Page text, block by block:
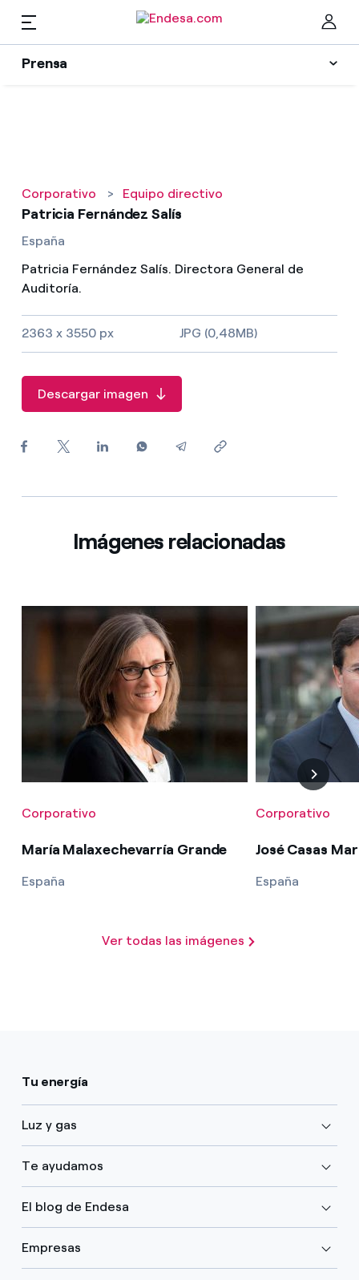
Prensa
Prensa
Encuentra la tarifa que más te conviene
Por cada kWh que ahorres, te descontamos otro
¿Cómo cambiar el titular del contrato?
¿Has recibido una oferta para cambiar de
Ofertas para autónomos y Pymes
¿Gestionas varias comunidades de propietarios?
Recursos
La cara e
ES
Corporativo > Equipo directivo
Patricia Fernández Salís
España
Patricia Fernández Salís. Directora General de
Auditoría.
2363 x 3550 px JPG (0,48MB)
Descargar imagen
Imágenes relacionadas
Corporativo
María Malaxechevarría Grande
España
Corporativo
José Casas
España
Ver todas las imágenes
Tu energía
Luz y gas
Te ayudamos
El blog de Endesa
Empresas